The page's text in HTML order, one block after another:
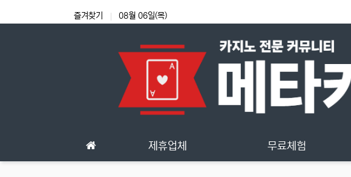
즐겨찾기 08월 06일(목)
제휴업체 무료체험